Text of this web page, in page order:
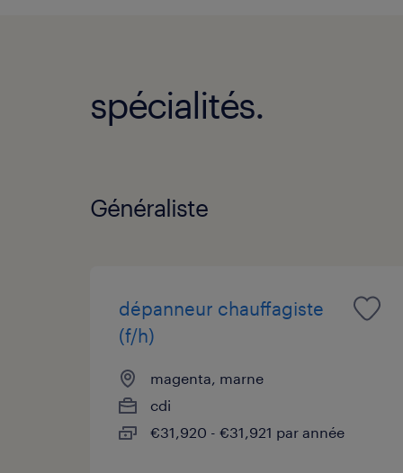
spécialités.
Généraliste
dépanneur chauffagiste
(f/h)
magenta, marne
cdi
€31,920 - €31,921 par année